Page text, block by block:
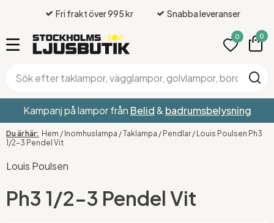
Fri frakt över 995 kr Snabba leveranser
0 0
Kampanj på lampor från Belid& badrumsbelysning
Hem / Inomhuslampa /Taklampa / Pendlar / Louis Poulsen Ph3
1/2-3 Pendel Vit
Louis Poulsen
Ph3 1/2-3 Pendel Vit